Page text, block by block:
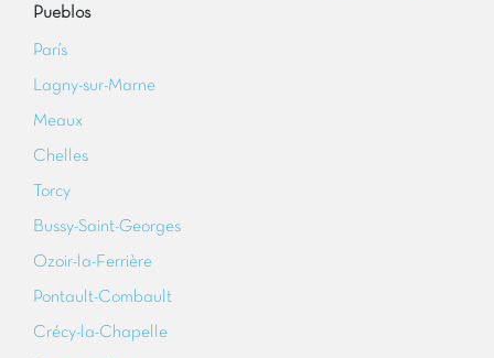
Pueblos
París
Lagny-sur-Marne
Meaux
Chelles
Torcy
Bussy-Saint-Georges
Ozoir-la-Ferrière
Pontault-Combault
Crécy-la-Chapelle